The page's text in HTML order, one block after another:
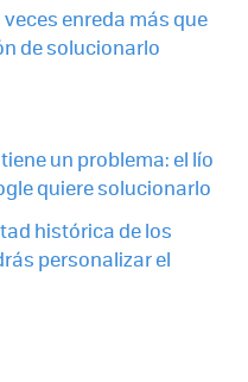
enreda más que
de solucionarlo
un problema: el lío
quiere solucionarlo
histórica de los
personalizar el